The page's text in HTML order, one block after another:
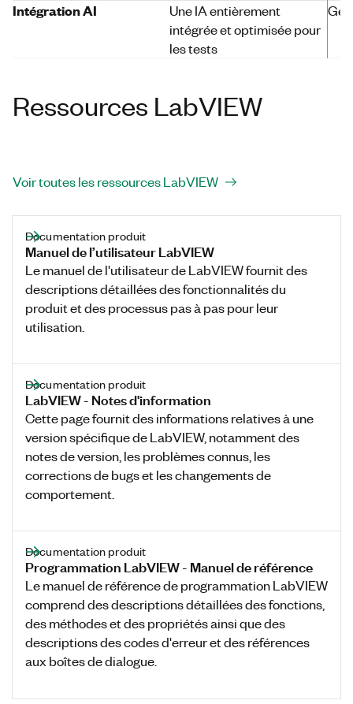
Intégration AI
Une IA entièrement
intégrée et optimisée pour
les tests
Ressources LabVIEW
Voir toutes les ressources LabVIEW
Documentation produit
Manuel de l’utilisateur LabVIEW
Le manuel de l'utilisateur de LabVIEW fournit des
descriptions détaillées des fonctionnalités du
produit et des processus pas à pas pour leur
utilisation.
Documentation produit
LabVIEW - Notes d'information
Cette page fournit des informations relatives à une
version spécifique de LabVIEW, notamment des
notes de version, les problèmes connus, les
corrections de bugs et les changements de
comportement.
Documentation produit
Programmation LabVIEW - Manuel de référence
Le manuel de référence de programmation LabVIEW
comprend des descriptions détaillées des fonctions,
des méthodes et des propriétés ainsi que des
descriptions des codes d'erreur et des références
aux boîtes de dialogue.